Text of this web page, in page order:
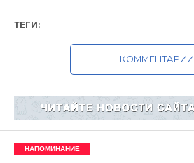
ТЕГИ:
КОММЕНТАРИИ
НАПОМИНАНИЕ